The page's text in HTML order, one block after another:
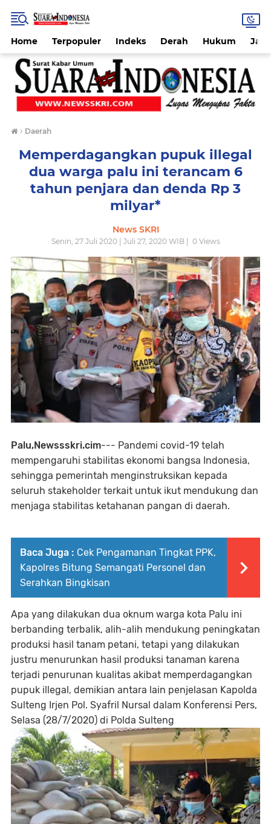
Home Terpopuler Indeks Derah Hukum
› Daerah
Memperdagangkan pupuk illegal
dua warga palu ini terancam 6
tahun penjara dan denda Rp 3
milyar*
News SKRI
Senin, 27 Juli 2020 | Juli 27, 2020 WIB | 0Views
Palu,Newssskri.cim--- Pandemi covid-19 telah
mempengaruhi stabilitas ekonomi bangsa Indonesia,
sehingga pemerintah menginstruksikan kepada
seluruh stakeholder terkait untuk ikut mendukung dan
menjaga stabilitas ketahanan pangan di daerah.
Baca Juga : Cek Pengamanan Tingkat PPK,
Kapolres Bitung Semangati Personel dan
Serahkan Bingkisan
Apa yang dilakukan dua oknum warga kota Palu ini
berbanding terbalik, alih-alih mendukung peningkatan
produksi hasil tanam petani, tetapi yang dilakukan
justru menurunkan hasil produksi tanaman karena
terjadi penurunan kualitas akibat memperdagangkan
pupuk illegal, demikian antara lain penjelasan Kapolda
Sulteng Irjen Pol. Syafril Nursal dalam Konferensi Pers,
Selasa (28/7/2020) di Polda Sulteng